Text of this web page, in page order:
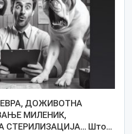
ЕВРА, ДОЖИВОТНА
МИЛЕНИК,
СТЕРИЛИЗАЦИЈА… Што…